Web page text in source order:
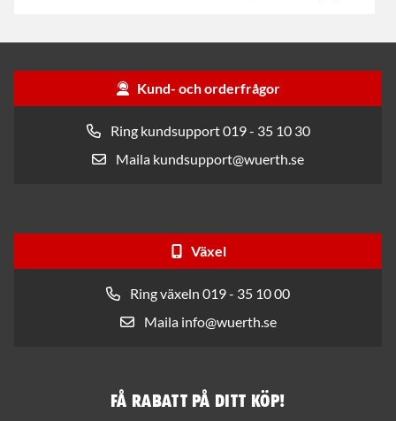
Kund- och orderfrågor
Ring kundsupport 019 - 35 10 30
Maila kundsupport@wuerth.se
Växel
Ring växeln 019 - 35 10 00
Maila info@wuerth.se
Få rabatt på ditt köp!